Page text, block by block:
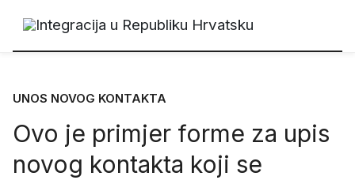
UNOS NOVOG KONTAKTA
Ovo je primjer forme za upis
novog kontakta koji se